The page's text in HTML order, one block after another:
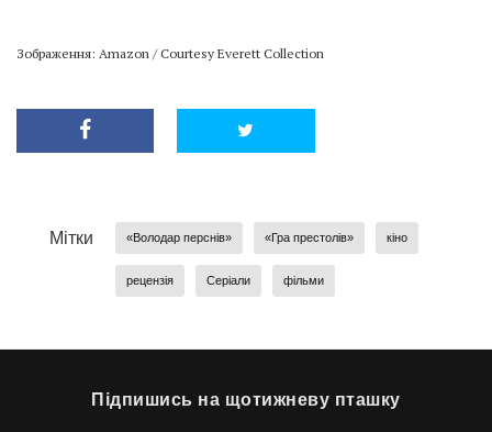
Зображення: Amazon / Courtesy Everett Collection
Мітки «Володар перснів» «Гра престолів» кіно
рецензія Серіали фільми
Підпишись на щотижневу пташку